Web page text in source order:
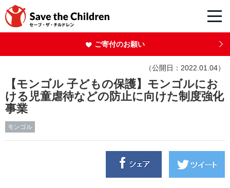
ご寄付のお願い
（公開日：2022.01.04）
【モンゴル 子どもの保護】モンゴルにお
ける児童虐待などの防止に向けた制度強化
事業
モンゴル